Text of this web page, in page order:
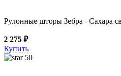
Рулонные шторы Зебра - Сахара
2 275 ₽
Купить
50